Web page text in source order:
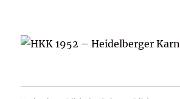
HKK 1952 –
Komitee